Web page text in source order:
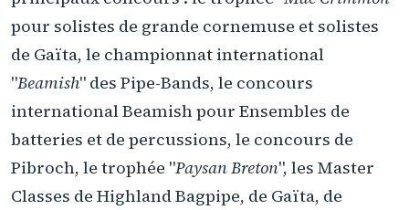
pour solistes de grande cornemuse et solistes
de Gaïta, le championnat international
"Beamish" des Pipe-Bands, le concours
international Beamish pour Ensembles de
batteries et de percussions, le concours de
Pibroch, le trophée "Paysan Breton", les Master
Classes de Highland Bagpipe, de Gaïta, de